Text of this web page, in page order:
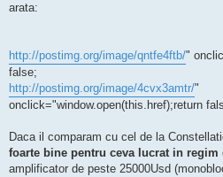
arata:
http://postimg.org/image/qntfe4ftb/"
false;
http://postimg.org/image/4cvx3amtr/"
onclick="window.open(this.href);return
Daca il comparam cu cel de la
foarte bine pentru ceva lucrat in regim
amplificator de peste 25000Usd